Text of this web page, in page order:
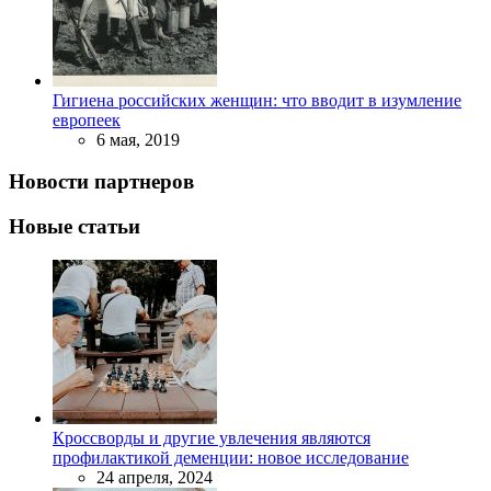
Гигиена российских женщин: что вводит в изумление
европеек
6 мая, 2019
Новости партнеров
Новые статьи
Кроссворды и другие увлечения являются
профилактикой деменции: новое исследование
24 апреля, 2024